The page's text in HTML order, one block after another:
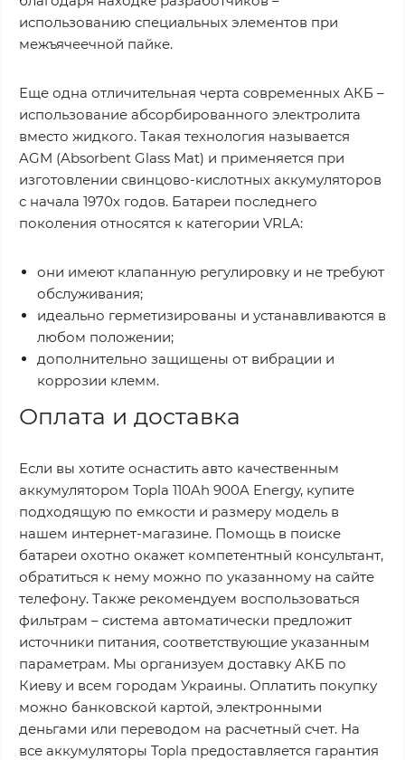
использованию специальных элементов при
межъячеечной пайке.
Еще одна отличительная черта современных АКБ –
использование абсорбированного электролита
вместо жидкого. Такая технология называется
AGM (Absorbent Glass Mat) и применяется при
изготовлении свинцово-кислотных аккумуляторов
с начала 1970х годов. Батареи последнего
поколения относятся к категории VRLA:
они имеют клапанную регулировку и не требуют
обслуживания;
идеально герметизированы и устанавливаются в
любом положении;
дополнительно защищены от вибрации и
коррозии клемм.
Оплата и доставка
Если вы хотите оснастить авто качественным
аккумулятором Topla 110Ah 900A Energy, купите
подходящую по емкости и размеру модель в
нашем интернет-магазине. Помощь в поиске
батареи охотно окажет компетентный консультант,
обратиться к нему можно по указанному на сайте
телефону. Также рекомендуем воспользоваться
фильтрам – система автоматически предложит
источники питания, соответствующие указанным
параметрам. Мы организуем доставку АКБ по
Киеву и всем городам Украины. Оплатить покупку
можно банковской картой, электронными
деньгами или переводом на расчетный счет. На
все аккумуляторы Topla предоставляется гарантия